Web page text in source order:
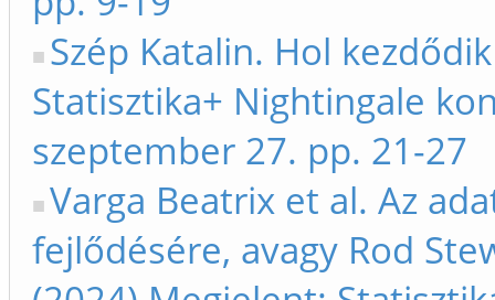
Szép Katalin. Hol
Statisztika+ Nightingale
szeptember 27. pp. 21-27
Varga Beatrix et al. Az
fejlődésére, avagy Rod